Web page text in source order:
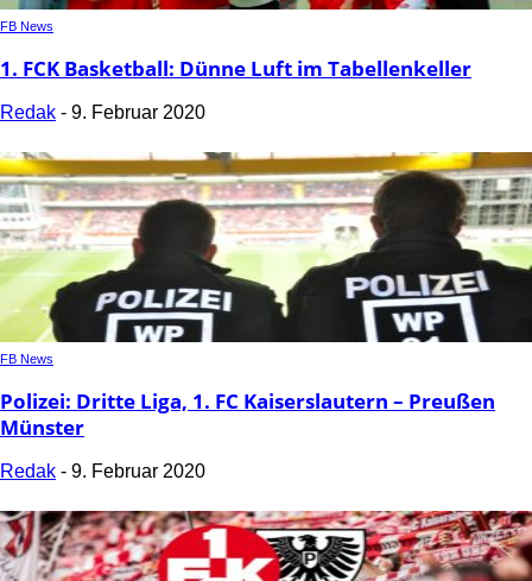
FB News
1. FCK Basketball: Dünne Luft im Tabellenkeller
Redak - 9. Februar 2020
FB News
Polizei: Dritte Liga, 1. FC Kaiserslautern – Preußen
Münster
Redak - 9. Februar 2020